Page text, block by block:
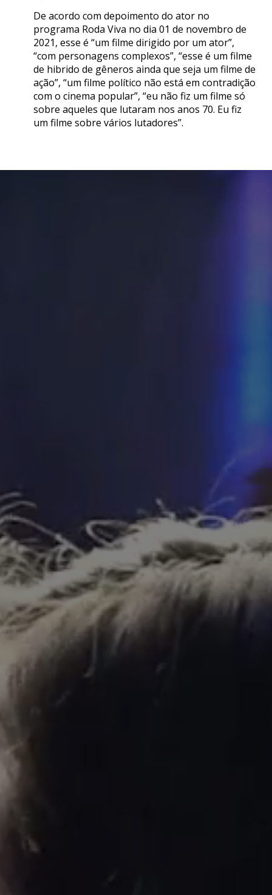
De acordo com depoimento do ator no
programa Roda Viva no dia 01 de novembro de
2021, esse é “um filme dirigido por um ator”,
“com personagens complexos”, “esse é um filme
de hibrido de gêneros ainda que seja um filme de
ação”, “um filme político não está em contradição
com o cinema popular”, “eu não fiz um filme só
sobre aqueles que lutaram nos anos 70. Eu fiz
um filme sobre vários lutadores”.